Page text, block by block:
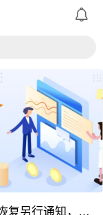

通知：支付宝提现通道暂时维护，恢复另行通知，带来的不便敬请谅解！
现额度为20万，感谢
E卡、携程卡。
以直接在平台
调至965折
猫卡、苏宁、携程等等